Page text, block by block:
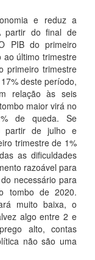
e reduz a
partir do final de
PIB do primeiro
ao último trimestre
primeiro trimestre
deste período,
relação às seis
maior virá no
de queda. Se
partir de julho e
trimestre de 1%
as dificuldades
razoável para
necessário para
tombo de 2020.
muito baixa, o
algo entre 2 e
alto, contas
não são uma